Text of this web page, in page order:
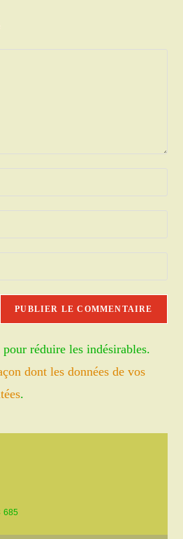
réduire les indésirables.
dont les données de vos
.
685